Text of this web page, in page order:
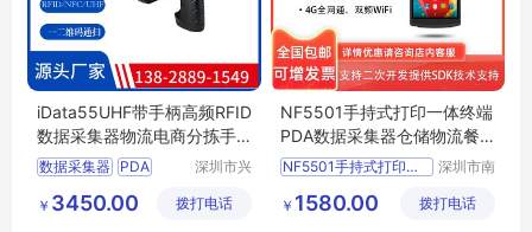
iData55UHF带手柄高频RFID
数据采集器物流电商分拣手
持终端PDA
数据采集器 PDA
电商分拣
深圳市兴
技有限公
￥ 3450.00 拨打电话
NF5501手持式打印一体终端
PDA数据采集器仓储物流餐
饮工业手机
NF5501手持式打印一体终端
数据采集器
深圳市南
技有限公
￥ 1580.00 拨打电话